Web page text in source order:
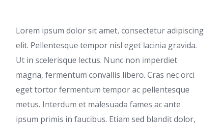
Lorem ipsum dolor sit amet, consectetur adipiscing
elit. Pellentesque tempor nisl eget lacinia gravida.
Ut in scelerisque lectus. Nunc non imperdiet
magna, fermentum convallis libero. Cras nec orci
eget tortor fermentum tempor ac pellentesque
metus. Interdum et malesuada fames ac ante
ipsum primis in faucibus. Etiam sed blandit dolor,